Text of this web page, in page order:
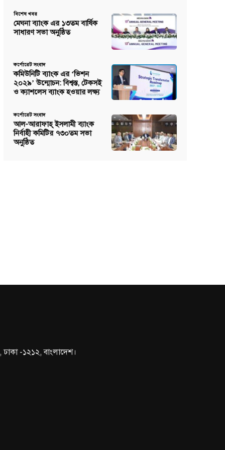
বিশেষ খবর
মেঘনা ব্যাংক এর ১৩তম বার্ষিক
সাধারণ সভা অনুষ্ঠিত
কর্পোরেট সংবাদ
কমিউনিটি ব্যাংক এর ‘ভিশন
২০২৯’ উন্মোচন: বিশ্বস্ত, টেকসই
ও ক্যাশলেস ব্যাংক হওয়ার লক্ষ্য
কর্পোরেট সংবাদ
আল-আরাফাহ্ ইসলামী ব্যাংক
নির্বাহী কমিটির ৭৩০তম সভা
অনুষ্ঠিত
-১২১২, বাংলাদেশ।